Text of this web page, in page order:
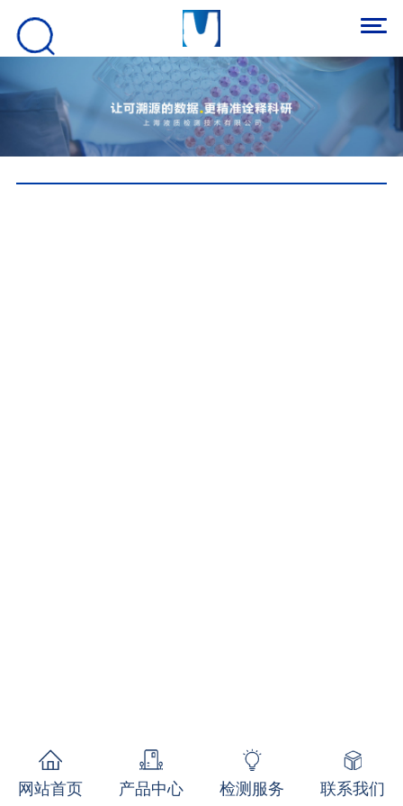
网站首页 产品中心 检测服务 联系我们